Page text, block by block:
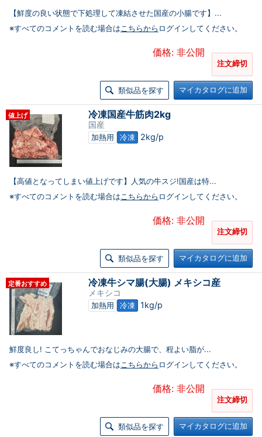
【鮮度の良い状態で下処理して凍結させた国産の小腸です】...
※すべてのコメントを読む場合はこちらから ログインしてください。
価格: 非公開
注文締切
類似品を探す マイカタログに追加
値上げ 冷凍国産牛筋肉2kg
国産
加熱用 冷凍 2kg/p
【高値となってしまい値上げです】人気の牛スジ!国産は特...
※すべてのコメントを読む場合はこちらから ログインしてください。
価格: 非公開
注文締切
類似品を探す マイカタログに追加
定番おすすめ 冷凍牛シマ腸(大腸) メキシコ産
メキシコ
加熱用 冷凍 1kg/p
鮮度良し! こてっちゃんでおなじみの大腸で、程よい脂が...
※すべてのコメントを読む場合はこちらから ログインしてください。
価格: 非公開
注文締切
類似品を探す マイカタログに追加